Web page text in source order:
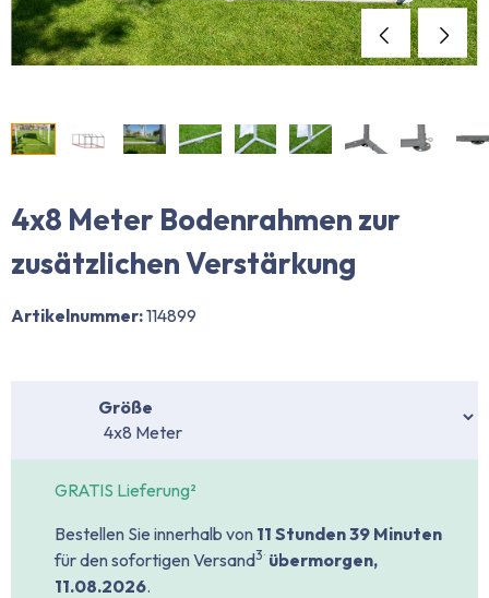
4x8 Meter Bodenrahmen zur
zusätzlichen Verstärkung
Artikelnummer:114899
Größe
GRATIS Lieferung²
Bestellen Sie innerhalb von 11 Stunden39 Minuten
für den sofortigen Versand3 übermorgen,
11.08.2026.